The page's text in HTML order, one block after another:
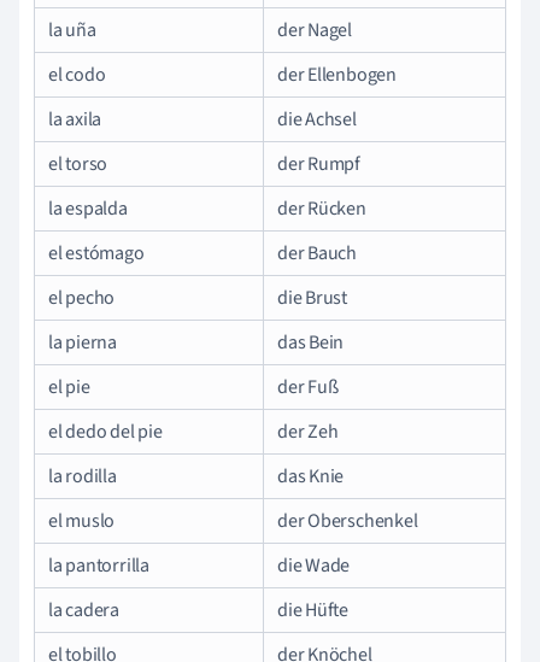
la uña
der Nagel
el codo
der Ellenbogen
la axila
die Achsel
el torso
der Rumpf
la espalda
der Rücken
el estómago
der Bauch
el pecho
die Brust
la pierna
das Bein
el pie
der Fuß
el dedo del pie
der Zeh
la rodilla
das Knie
el muslo
der Oberschenkel
la pantorrilla
die Wade
la cadera
die Hüfte
el tobillo
der Knöchel